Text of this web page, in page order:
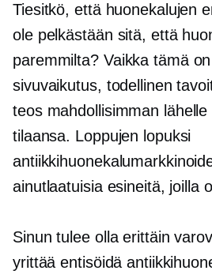
Tiesitkö, että huonekalujen
ole pelkästään sitä, että
paremmilta? Vaikka tämä
sivuvaikutus, todellinen
teos mahdollisimman
tilaansa. Loppujen lopuksi
ainutlaatuisia esineitä, joilla
Sinun tulee olla erittäin
yrittää entisöidä